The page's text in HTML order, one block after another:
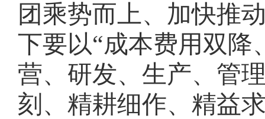
团乘势而上、加快推
下要以“成本费用双降
营、研发、生产、管
刻、精耕细作、精益